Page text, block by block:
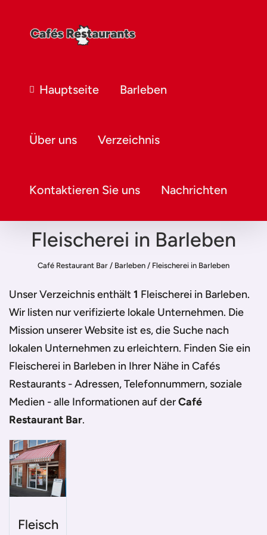
Hauptseite Barleben
Über uns Verzeichnis
Kontaktieren Sie uns Nachrichten
Fleischerei in Barleben
Café Restaurant Bar / Barleben / Fleischerei in Barleben
Unser Verzeichnis enthält1 Fleischerei in Barleben.
Wir listen nur verifizierte lokale Unternehmen. Die
Mission unserer Website ist es, die Suche nach
lokalen Unternehmen zu erleichtern. Finden Sie ein
Fleischerei in Barleben in Ihrer Nähe in Cafés
Restaurants - Adressen, Telefonnummern, soziale
Medien - alle Informationen auf derCafé
Restaurant Bar.
Fleisch